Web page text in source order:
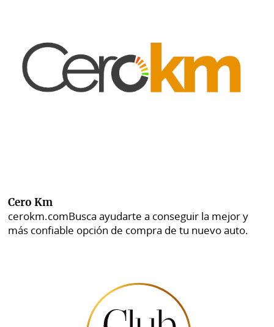
Cero Km
cerokm.comBusca ayudarte a conseguir la mejor y
más confiable opción de compra de tu nuevo auto.